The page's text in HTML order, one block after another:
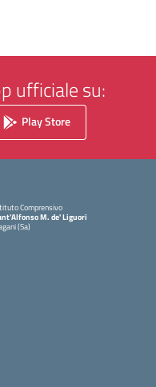
ufficiale su:
Play Store
Comprensivo
M. de' Liguori
(Sa)
Visita la pagina iniziale della scuola